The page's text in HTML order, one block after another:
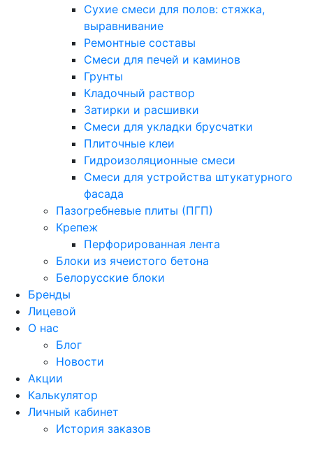
Сухие смеси для полов: стяжка,
выравнивание
Ремонтные составы
Смеси для печей и каминов
Грунты
Кладочный раствор
Затирки и расшивки
Смеси для укладки брусчатки
Плиточные клеи
Гидроизоляционные смеси
Смеси для устройства штукатурного
фасада
Пазогребневые плиты (ПГП)
Крепеж
Перфорированная лента
Блоки из ячеистого бетона
Белорусские блоки
Бренды
Лицевой
О нас
Блог
Новости
Акции
Калькулятор
Личный кабинет
История заказов